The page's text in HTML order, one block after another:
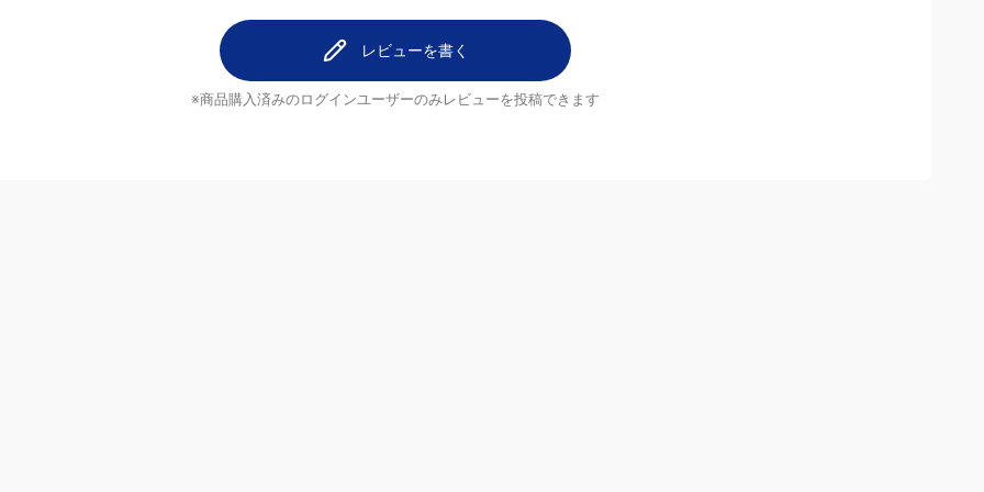
レビューを書く
※商品購入済みのログインユーザーのみ レビューを投稿できます